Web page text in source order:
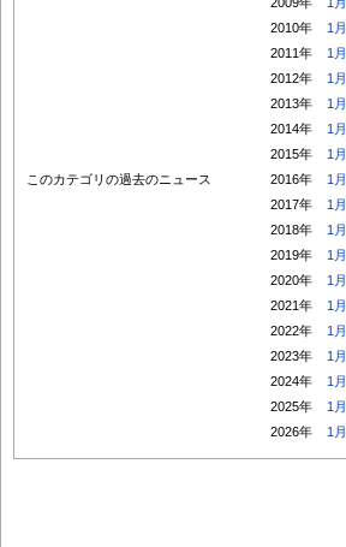
このカテゴリの過去のニュース
2010年
1月
2011年
1月
2012年
1月
2013年
1月
2014年
1月
2015年
1月
2016年
1月
2017年
1月
2018年
1月
2019年
1月
2020年
1月
2021年
1月
2022年
1月
2023年
1月
2024年
1月
2025年
1月
2026年
1月